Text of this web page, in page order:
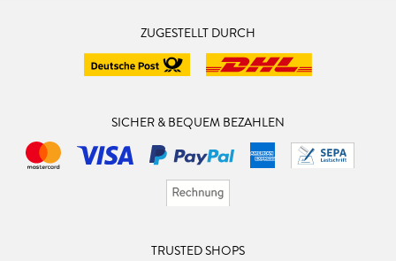
ZUGESTELLT DURCH
SICHER & BEQUEM BEZAHLEN
TRUSTED SHOPS